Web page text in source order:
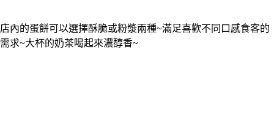
店內的蛋餅可以選擇酥脆或粉漿兩種~滿足喜歡不同口感食客的
需求~大杯的奶茶喝起來濃醇香~